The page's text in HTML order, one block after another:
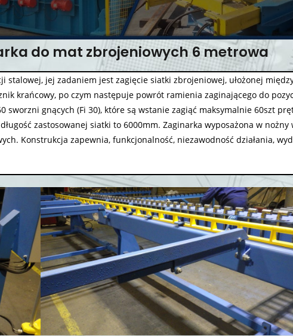
do mat zbrojeniowych 6 metrowa
stalowej, jej zadaniem jest zagięcie siatki zbrojeniowej, ułożonej
krańcowy, po czym następuje powrót ramienia zaginającego do
sworzni gnących (Fi 30), które są wstanie zagiąć maksymalnie 60szt
zastosowanej siatki to 6000mm. Zaginarka wyposażona w nożny
Konstrukcja zapewnia, funkcjonalność, niezawodność działania,